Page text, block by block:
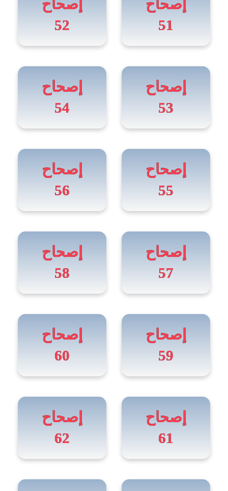
إصحاح
51
إصحاح
52
إصحاح
53
إصحاح
54
إصحاح
55
إصحاح
56
إصحاح
57
إصحاح
58
إصحاح
59
إصحاح
60
إصحاح
61
إصحاح
62